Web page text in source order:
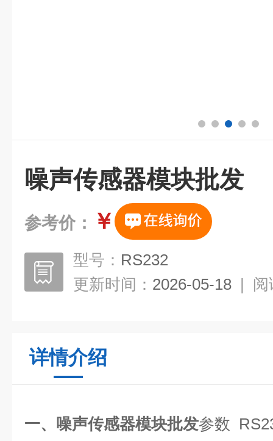
噪声传感器模块批发
参考价： ￥
型号： RS232
更新时间： 2026-05-18 | 阅
详情介绍
一、噪声传感器模块批发参数